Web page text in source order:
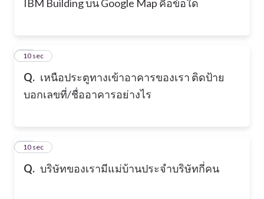
IBM Building บน Google Map คือข้อใด
Q. เหนือประตูทางเข้าอาคารของเรา ติดป้าย
บอกเลขที่/ชื่ออาคารอย่างไร
14
10 sec
Q. บริษัทของเรามีแม่บ้านประจำบริษัทกี่คน
15
10 sec